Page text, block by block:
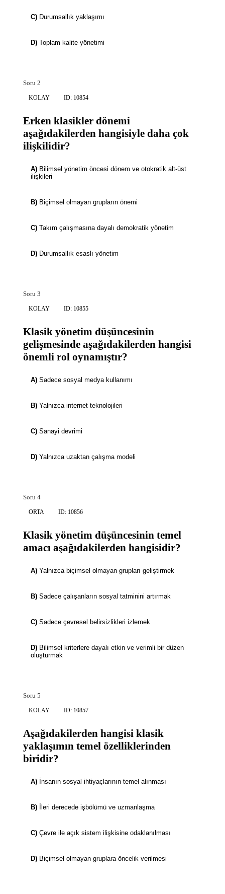
C) Durumsallık yaklaşımı
D) Toplam kalite yönetimi
Soru 2
KOLAY ID: 10854
Erken klasikler dönemi
aşağıdakilerden hangisiyle daha çok
ilişkilidir?
A)
ilişkileri
B) Biçimsel olmayan grupların önemi
C) Takım çalışmasına dayalı demokratik yönetim
D) Durumsallık esaslı yönetim
Soru 3
KOLAY ID: 10855
Klasik yönetim düşüncesinin
gelişmesinde aşağıdakilerden hangisi
önemli rol oynamıştır?
A) Sadece sosyal medya kullanımı
B) Yalnızca internet teknolojileri
C) Sanayi devrimi
D) Yalnızca uzaktan çalışma modeli
Soru 4
ORTA ID: 10856
Klasik yönetim düşüncesinin temel
amacı aşağıdakilerden hangisidir?
A) Yalnızca biçimsel olmayan grupları geliştirmek
B) Sadece çalışanların sosyal tatminini artırmak
C) Sadece çevresel belirsizlikleri izlemek
D)
oluşturmak
Soru 5
KOLAY ID: 10857
Aşağıdakilerden hangisi klasik
yaklaşımın temel özelliklerinden
biridir?
A) İnsanın sosyal ihtiyaçlarının temel alınması
B) İleri derecede işbölümü ve uzmanlaşma
C) Çevre ile açık sistem ilişkisine odaklanılması
D) Biçimsel olmayan gruplara öncelik verilmesi